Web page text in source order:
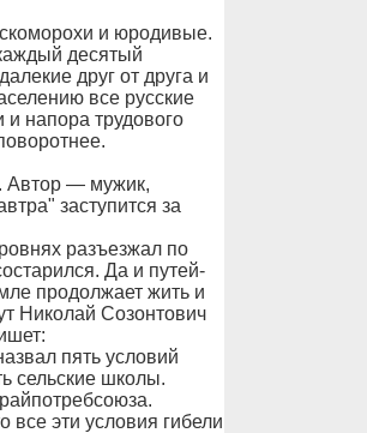
и юродивые.
десятый
друг от друга и
все русские
напора трудового
Автор — мужик,
заступится за
разъезжал по
Да и путей-
продолжает жить и
Николай Созонтович
пять условий
сельские школы.
эти условия гибели